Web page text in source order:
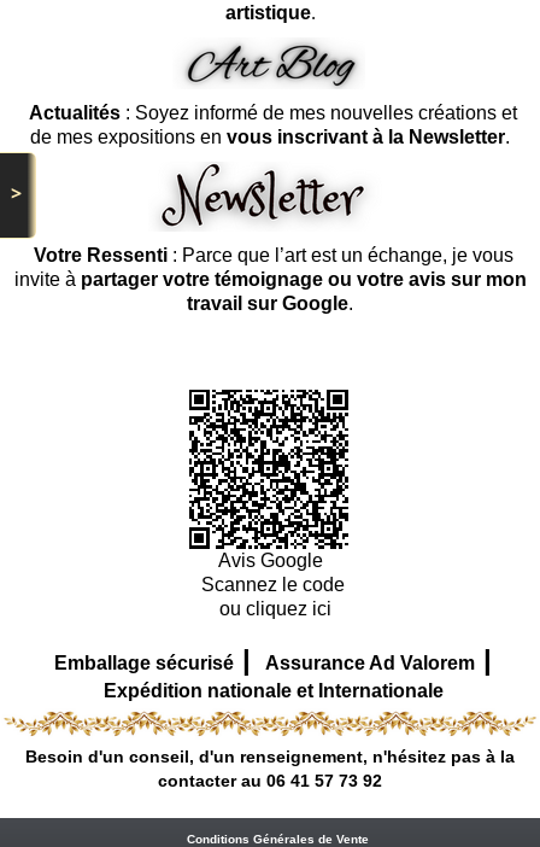
>
artistique.
Actualités : Soyez informé de mes nouvelles créations et
de mes expositions en vous inscrivant à la Newsletter.
Votre Ressenti: Parce que l’art est un échange, je vous
invite à partager votre témoignage ou votre avis sur mon
travail sur Google.
Avis Google
Scannez le code
ou cliquez ici
Emballage sécurisé | Assurance Ad Valorem |
Expédition nationale et Internationale
Besoin d'un conseil, d'un renseignement, n'hésitez pas à la
contacter au 06 41 57 73 92
Conditions Générales de Vente